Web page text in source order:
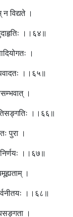
विद्यते ।
।।६४॥
।
।।६५॥
।
।।६६॥
पुरा ।
।।६७॥
।
।।६८॥
।